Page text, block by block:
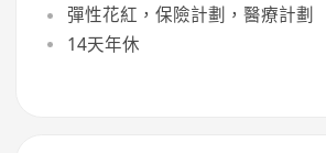
彈性花紅，保險計劃，醫療計劃
14天年休